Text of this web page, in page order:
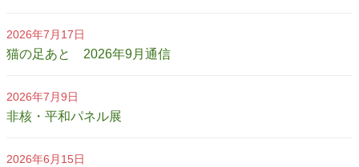
2026年7月17日
猫の足あと 2026年9月通信
2026年7月9日
非核・平和パネル展
2026年6月15日